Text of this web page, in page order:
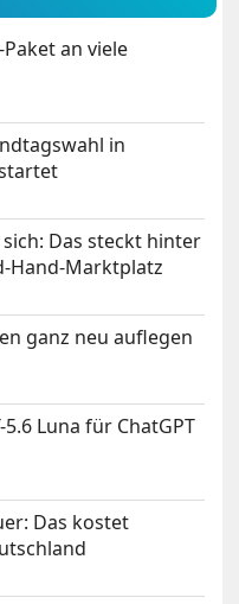
an viele
in
Das steckt hinter
Hand-Marktplatz
ganz neu auflegen
Luna für ChatGPT
Das kostet